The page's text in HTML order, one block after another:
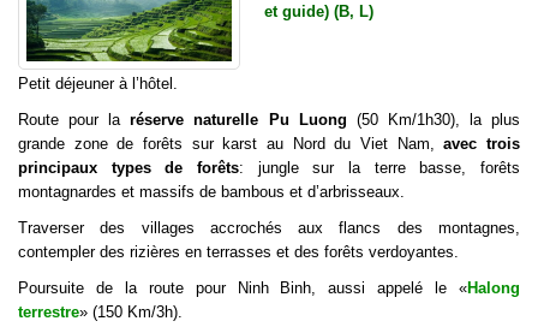
et guide) (B, L)
Petit déjeuner à l’hôtel.
Route pour laréserve naturelle Pu Luong (50 Km/1h30), la plus
grande zone de forêts sur karst au Nord du Viet Nam,avec trois
principaux types de forêts: jungle sur la terre basse, forêts
montagnardes et massifs de bambous et d’arbrisseaux.
Traverser des villages accrochés aux flancs des montagnes,
contempler des rizières en terrasses et des forêts verdoyantes.
Poursuite de la route pour Ninh Binh, aussi appelé le «Halong
terrestre» (150 Km/3h).